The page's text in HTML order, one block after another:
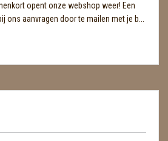
opent onze webshop weer! Een
ons aanvragen door te mailen met je b...